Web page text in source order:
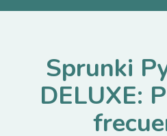
Sprunki
DELUXE: